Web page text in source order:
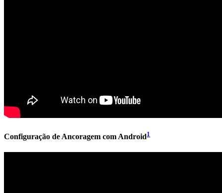
Configuração de Ancoragem com Android1